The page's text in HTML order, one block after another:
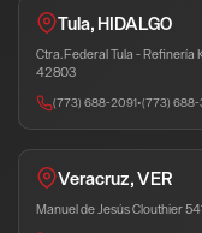
Tula, HIDALGO
Ctra. Federal Tula - Refinería
42803
(773) 688-2091•(773)
Veracruz, VER
Manuel de Jesús Clouthier